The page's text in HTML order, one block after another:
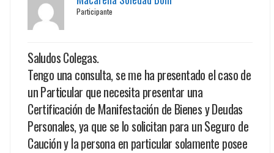
Participante
Saludos Colegas.
Tengo una consulta, se me ha presentado el caso de
un Particular que necesita presentar una
Certificación de Manifestación de Bienes y Deudas
Personales, ya que se lo solicitan para un Seguro de
Caución y la persona en particular solamente posee